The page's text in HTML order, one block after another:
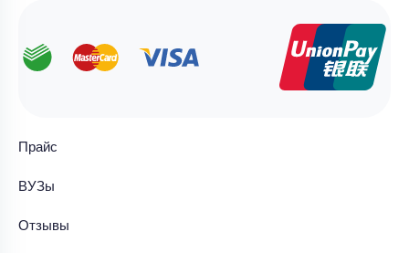
Прайс
ВУЗы
Отзывы